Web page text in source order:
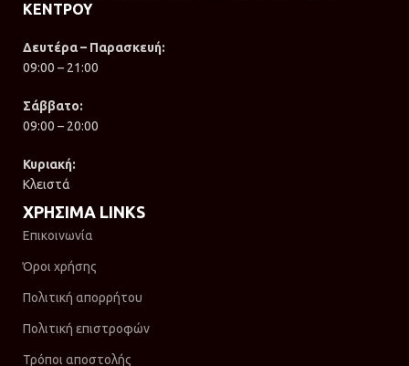
ΚΕΝΤΡΟΥ
Δευτέρα – Παρασκευή:
09:00 – 21:00
Σάββατο:
09:00 – 20:00
Κυριακή:
Κλειστά
ΧΡΗΣΙΜΑ LINKS
Επικοινωνία
Όροι χρήσης
Πολιτική απορρήτου
Πολιτική επιστροφών
Τρόποι αποστολής